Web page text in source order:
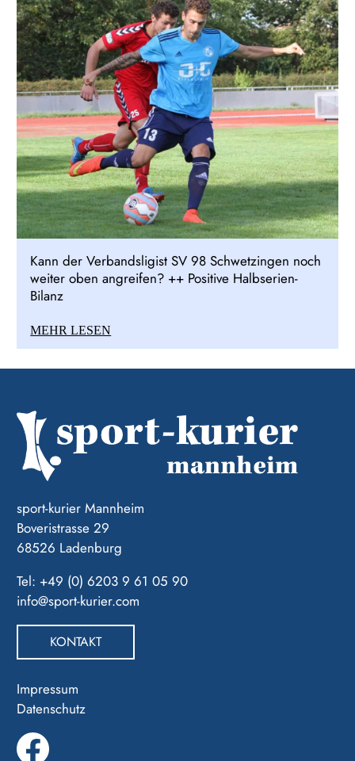
Kann der Verbandsligist SV 98 Schwetzingen noch
weiter oben angreifen? ++ Positive Halbserien-
Bilanz
MEHR LESEN
sport-kurier Mannheim
Boveristrasse 29
68526 Ladenburg
Tel: +49 (0) 6203 9 61 05 90
info@sport-kurier.com
KONTAKT
Impressum
Datenschutz